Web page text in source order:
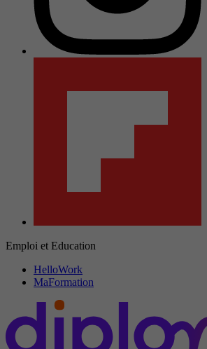
Emploi et Education
HelloWork
MaFormation